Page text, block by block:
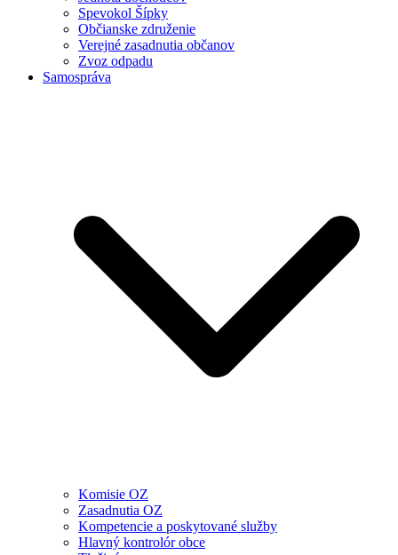
Spevokol Šípky
Občianske združenie
Verejné zasadnutia občanov
Zvoz odpadu
Samospráva
Komisie OZ
Zasadnutia OZ
Kompetencie a poskytované služby
Hlavný kontrolór obce